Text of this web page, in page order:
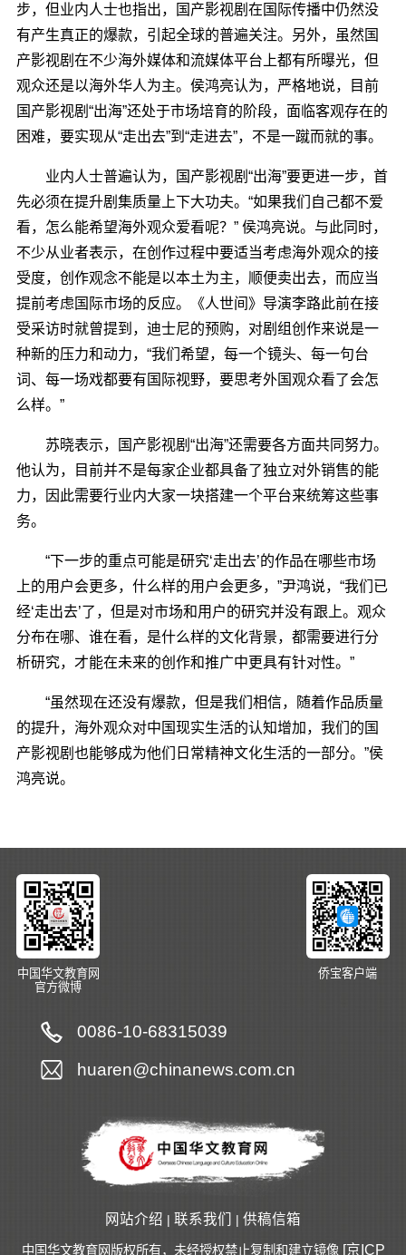
步，但业内人士也指出，国产影视剧在国际传播中仍然没
有产生真正的爆款，引起全球的普遍关注。另外，虽然国
产影视剧在不少海外媒体和流媒体平台上都有所曝光，但
观众还是以海外华人为主。侯鸿亮认为，严格地说，目前
国产影视剧“出海”还处于市场培育的阶段，面临客观存在的
困难，要实现从“走出去”到“走进去”，不是一蹴而就的事。
业内人士普遍认为，国产影视剧“出海”要更进一步，首
先必须在提升剧集质量上下大功夫。“如果我们自己都不爱
看，怎么能希望海外观众爱看呢？” 侯鸿亮说。与此同时，
不少从业者表示，在创作过程中要适当考虑海外观众的接
受度，创作观念不能是以本土为主，顺便卖出去，而应当
提前考虑国际市场的反应。《人世间》导演李路此前在接
受采访时就曾提到，迪士尼的预购，对剧组创作来说是一
种新的压力和动力，“我们希望，每一个镜头、每一句台
词、每一场戏都要有国际视野，要思考外国观众看了会怎
么样。”
苏晓表示，国产影视剧“出海”还需要各方面共同努力。
他认为，目前并不是每家企业都具备了独立对外销售的能
力，因此需要行业内大家一块搭建一个平台来统筹这些事
务。
“下一步的重点可能是研究‘走出去’的作品在哪些市场
上的用户会更多，什么样的用户会更多，”尹鸿说，“我们已
经‘走出去’了，但是对市场和用户的研究并没有跟上。观众
分布在哪、谁在看，是什么样的文化背景，都需要进行分
析研究，才能在未来的创作和推广中更具有针对性。”
“虽然现在还没有爆款，但是我们相信，随着作品质量
的提升，海外观众对中国现实生活的认知增加，我们的国
产影视剧也能够成为他们日常精神文化生活的一部分。”侯
鸿亮说。
中国华文教育网
官方微博
侨宝客户端
0086-10-68315039
huaren@chinanews.com.cn
网站介绍 | 联系我们 | 供稿信箱
中国华文教育网版权所有，未经授权禁止复制和建立镜像 [京ICP